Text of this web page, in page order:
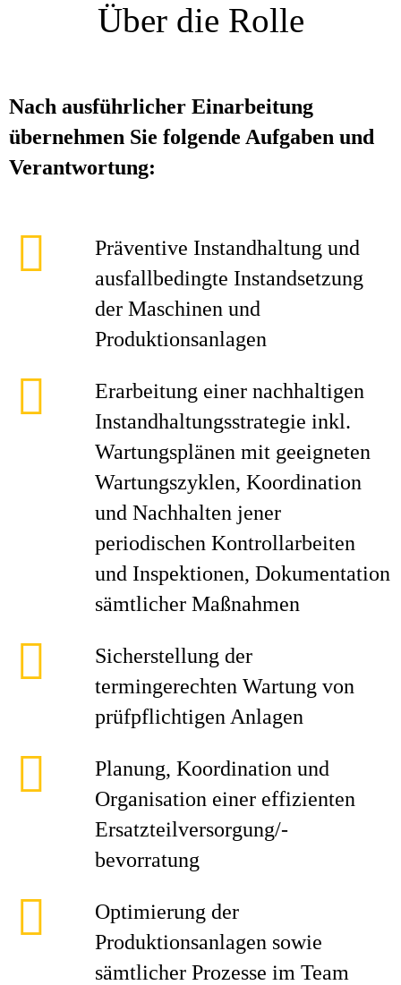
Über die Rolle
Nach ausführlicher Einarbeitung
übernehmen Sie folgende Aufgaben und
Verantwortung:
Präventive Instandhaltung und
ausfallbedingte Instandsetzung
der Maschinen und
Produktionsanlagen
Erarbeitung einer nachhaltigen
Instandhaltungsstrategie inkl.
Wartungsplänen mit geeigneten
Wartungszyklen, Koordination
und Nachhalten jener
periodischen Kontrollarbeiten
und Inspektionen, Dokumentation
sämtlicher Maßnahmen
Sicherstellung der
termingerechten Wartung von
prüfpflichtigen Anlagen
Planung, Koordination und
Organisation einer effizienten
Ersatzteilversorgung/-
bevorratung
Optimierung der
Produktionsanlagen sowie
sämtlicher Prozesse im Team